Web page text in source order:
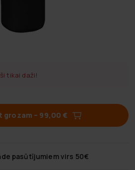
tikai daži!
grozam – 99,00 €
pasūtījumiem virs 50€